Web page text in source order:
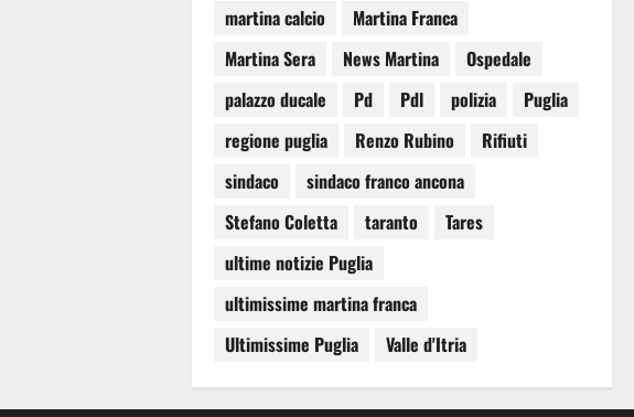
martina calcio
Martina Franca
Martina Sera
News Martina
Ospedale
palazzo ducale
Pd Pdl polizia
Puglia
regione puglia
Renzo Rubino
Rifiuti
sindaco
sindaco franco ancona
Stefano Coletta
taranto
Tares
ultime notizie Puglia
ultimissime martina franca
Ultimissime Puglia
Valle d'Itria